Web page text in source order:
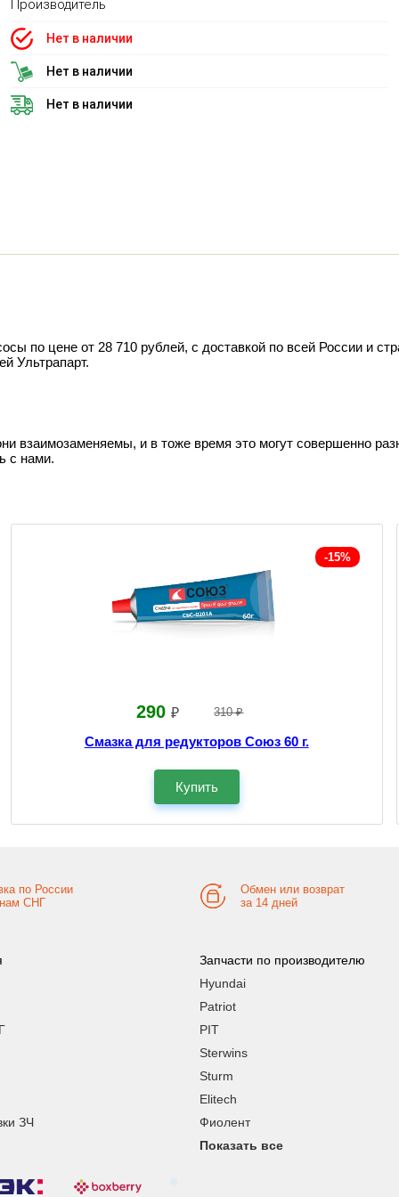
Производитель
Нет в наличии
Нет в наличии
Нет в наличии
по цене от 28 710 рублей, с доставкой по всей России и
Ультрапарт.
взаимозаменяемы, и в тоже время это могут совершенно
с нами.
-15%
290 ₽ 310 ₽
Смазка для редукторов Союз 60 г.
Купить
по России
СНГ
Обмен или возврат
за 14 дней
ЗЧ
Запчасти по производителю
Hyundai
Patriot
PIT
Sterwins
Sturm
Elitech
Фиолент
Показать все